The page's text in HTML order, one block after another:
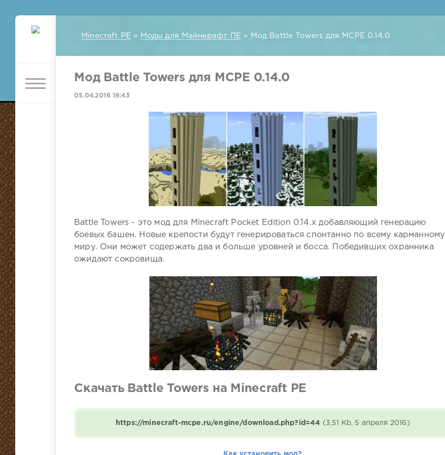
Minecraft PE » Моды для Майнкрафт ПЕ » Мод Battle Towers для MCPE 0.14.0
Мод Battle Towers для MCPE 0.14.0
05.04.2016 19:43
Battle Towers - это мод для Minecraft Pocket Edition 0.14.x добавляющий генерацию
боевых башен. Новые крепости будут генерироваться спонтанно по всему карманному
миру. Они может содержать два и больше уровней и босса. Победивших охранника
ожидают сокровища.
Скачать Battle Towers на Minecraft PE
https://minecraft-mcpe.ru/engine/download.php?id=44 (3,51 Kb, 5 апреля 2016)